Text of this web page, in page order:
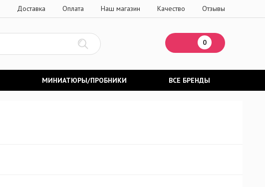
Доставка Оплата Наш магазин Качество Отзывы
0
МИНИАТЮРЫ/ПРОБНИКИ ВСЕ БРЕНДЫ